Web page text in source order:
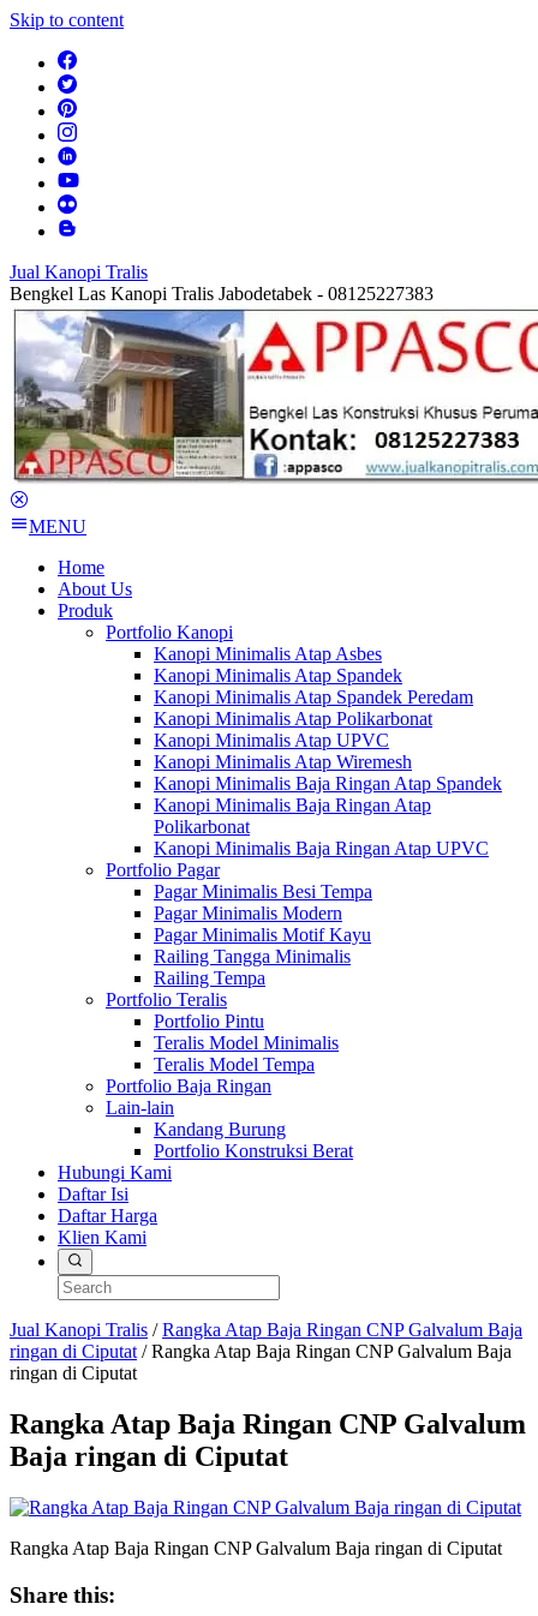
Skip to content
Jual Kanopi Tralis
Bengkel Las Kanopi Tralis Jabodetabek - 08125227383
MENU
Home
About Us
Produk
Portfolio Kanopi
Kanopi Minimalis Atap Asbes
Kanopi Minimalis Atap Spandek
Kanopi Minimalis Atap Spandek Peredam
Kanopi Minimalis Atap Polikarbonat
Kanopi Minimalis Atap UPVC
Kanopi Minimalis Atap Wiremesh
Kanopi Minimalis Baja Ringan Atap Spandek
Kanopi Minimalis Baja Ringan Atap
Polikarbonat
Kanopi Minimalis Baja Ringan Atap UPVC
Portfolio Pagar
Pagar Minimalis Besi Tempa
Pagar Minimalis Modern
Pagar Minimalis Motif Kayu
Railing Tangga Minimalis
Railing Tempa
Portfolio Teralis
Portfolio Pintu
Teralis Model Minimalis
Teralis Model Tempa
Portfolio Baja Ringan
Lain-lain
Kandang Burung
Portfolio Konstruksi Berat
Hubungi Kami
Daftar Isi
Daftar Harga
Klien Kami
Jual Kanopi Tralis / Rangka Atap Baja Ringan CNP Galvalum Baja
ringan di Ciputat / Rangka Atap Baja Ringan CNP Galvalum Baja
ringan di Ciputat
Rangka Atap Baja Ringan CNP Galvalum
Baja ringan di Ciputat
Rangka Atap Baja Ringan CNP Galvalum Baja ringan di Ciputat
Share this: